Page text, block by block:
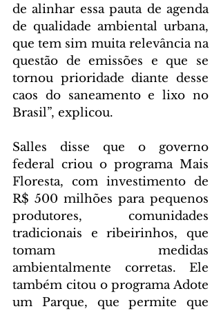
de alinhar essa pauta de agenda
de qualidade ambiental urbana,
que tem sim muita relevância na
questão de emissões e que se
tornou prioridade diante desse
caos do saneamento e lixo no
Brasil”, explicou.
Salles disse que o governo
federal criou o programa Mais
Floresta, com investimento de
R$ 500 milhões para pequenos
produtores, comunidades
tradicionais e ribeirinhos, que
tomam medidas
ambientalmente corretas. Ele
também citou o programa Adote
um Parque, que permite que